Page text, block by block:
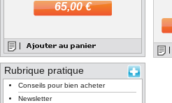
65,00 €
Rubrique pratique
Conseils pour bien acheter
Newsletter